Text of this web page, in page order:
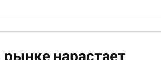
нарастает